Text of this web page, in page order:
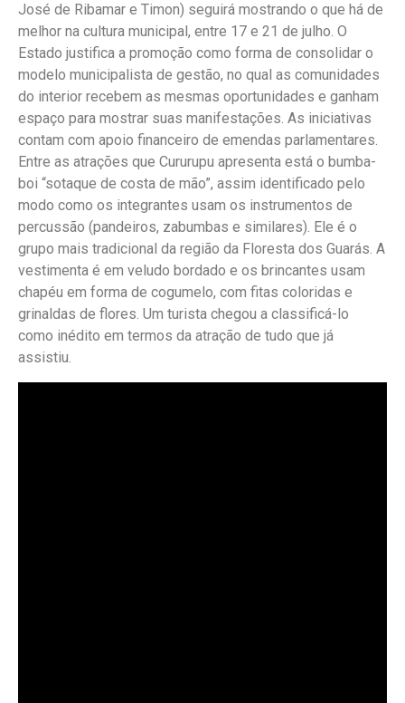
José de Ribamar e Timon) seguirá mostrando o que há de
melhor na cultura municipal, entre 17 e 21 de julho. O
Estado justifica a promoção como forma de consolidar o
modelo municipalista de gestão, no qual as comunidades
do interior recebem as mesmas oportunidades e ganham
espaço para mostrar suas manifestações. As iniciativas
contam com apoio financeiro de emendas parlamentares.
Entre as atrações que Cururupu apresenta está o bumba-
boi “sotaque de costa de mão”, assim identificado pelo
modo como os integrantes usam os instrumentos de
percussão (pandeiros, zabumbas e similares). Ele é o
grupo mais tradicional da região da Floresta dos Guarás. A
vestimenta é em veludo bordado e os brincantes usam
chapéu em forma de cogumelo, com fitas coloridas e
grinaldas de flores. Um turista chegou a classificá-lo
como inédito em termos da atração de tudo que já
assistiu.